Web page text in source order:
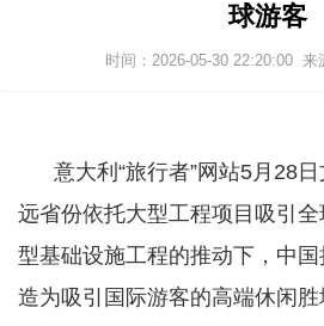
球游客
时间：2026-05-30 22:20:00 来
意大利“旅行者”网站5月28日
远省份依托大型工程项目吸引
型基础设施工程的推动下，中
造为吸引国际游客的高端休闲